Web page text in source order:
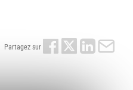
Partagez sur